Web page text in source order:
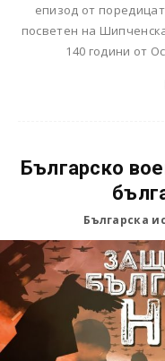
епизод от
посветен на
140 години от
Българско
Българска